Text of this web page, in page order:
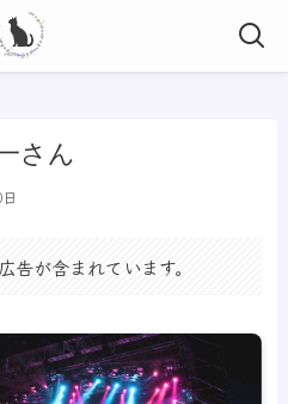
さん
告が含まれています。